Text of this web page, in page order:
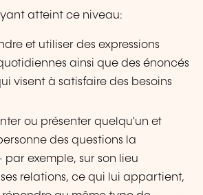
atteint ce niveau:
et utiliser des expressions
ainsi que des énoncés
visent à satisfaire des besoins
ou présenter quelqu'un et
des questions la
exemple, sur son lieu
relations, ce qui lui appartient,